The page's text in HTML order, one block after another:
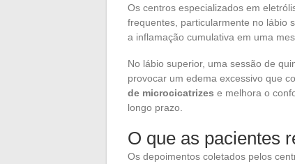
Os centros especializados em
frequentes, particularmente no lábio
a inflamação cumulativa em uma
No lábio superior, uma sessão de
provocar um edema excessivo que
de microcicatrizes e melhora o
longo prazo.
O que as pacientes
Os depoimentos coletados pelos